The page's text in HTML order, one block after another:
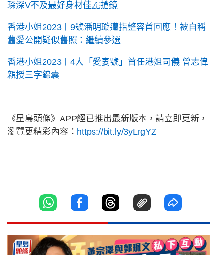
琛深V不及最好身材佳麗搶鏡
香港小姐2023丨9號潘明璇遭指整容首回應！被自稱
舊愛公開疑似舊照：繼續參選
香港小姐2023丨4大「愛妻號」首任港姐司儀 曾志偉
親授三字錦囊
《星島頭條》APP經已推出最新版本，請立即更新，
瀏覽更精彩內容： https://bit.ly/3yLrgYZ